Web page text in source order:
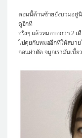
ตอนนี้ด้านซ้ายยังบวมอยู่
ดูอีกที
จริงๆ แล้วหมอบอกว่า 2
ไปคุยกับหมออีกทีให้สบาย
ก่อนผ่าตัด จมูกเรามันเบี้